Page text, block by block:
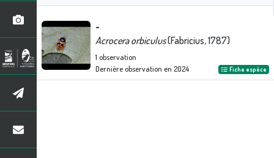
-
Acrocera orbiculus(Fabricius, 1787)
1 observation
Dernière observation en 2024 Fiche espèce